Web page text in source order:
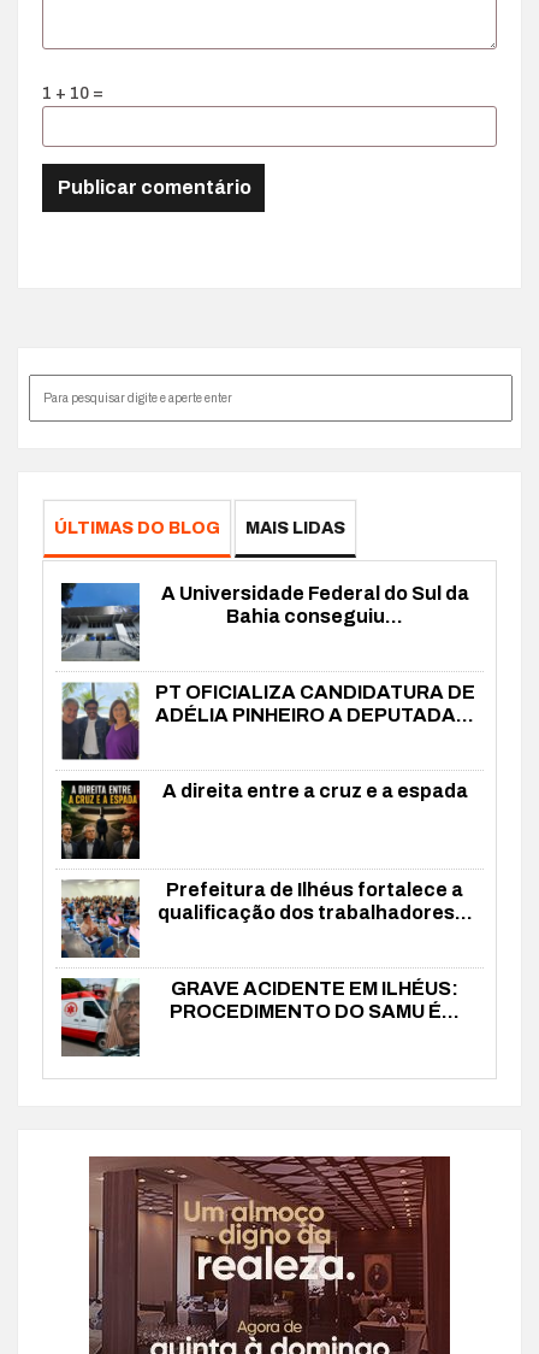
1 + 10 =
ÚLTIMAS DO BLOG MAIS LIDAS
A Universidade Federal do Sul da
Bahia conseguiu...
PT OFICIALIZA CANDIDATURA DE
ADÉLIA PINHEIRO A DEPUTADA...
A direita entre a cruz e a espada
Prefeitura de Ilhéus fortalece a
qualificação dos trabalhadores...
GRAVE ACIDENTE EM ILHÉUS:
PROCEDIMENTO DO SAMU É...